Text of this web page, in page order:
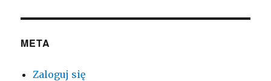
META
Zaloguj się